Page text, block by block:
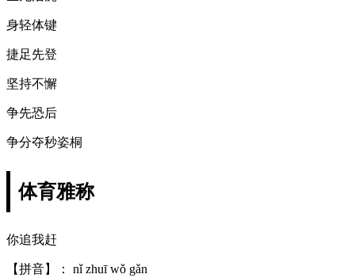
身轻体键
捷足先登
坚持不懈
争先恐后
争分夺秒姿桐
体育雅称
你追我赶
【拼音】： nǐ zhuī wǒ gǎn